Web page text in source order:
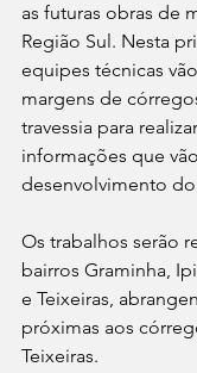
as futuras obras de
Região Sul. Nesta
equipes técnicas
margens de
travessia para
informações que
desenvolvimento
Os trabalhos serão
bairros Graminha,
e Teixeiras,
próximas aos
Teixeiras.